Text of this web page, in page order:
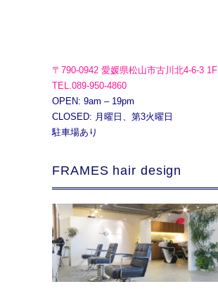
〒790-0942 愛媛県松山市古川北4-6-3 1F
TEL.089-950-4860
OPEN: 9am – 19pm
CLOSED: 月曜日、第3火曜日
駐車場あり
FRAMES hair design